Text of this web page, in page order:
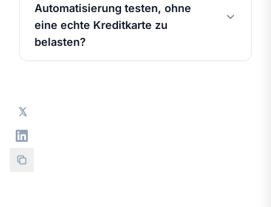
Automatisierung testen, ohne
eine echte Kreditkarte zu
belasten?